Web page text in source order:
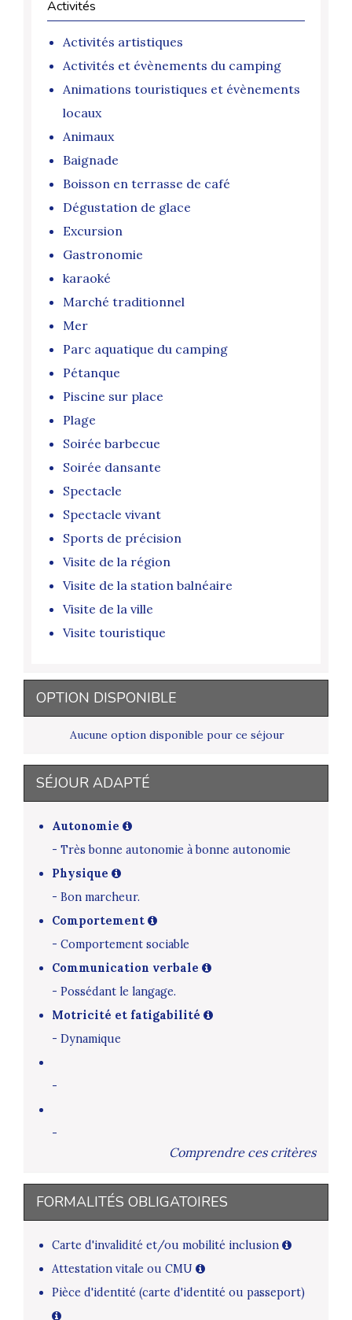
Activités
Activités artistiques
Activités et évènements du camping
Animations touristiques et évènements
locaux
Animaux
Baignade
Boisson en terrasse de café
Dégustation de glace
Excursion
Gastronomie
karaoké
Marché traditionnel
Mer
Parc aquatique du camping
Pétanque
Piscine sur place
Plage
Soirée barbecue
Soirée dansante
Spectacle
Spectacle vivant
Sports de précision
Visite de la région
Visite de la station balnéaire
Visite de la ville
Visite touristique
OPTION DISPONIBLE
Aucune option disponible pour ce séjour
SÉJOUR ADAPTÉ
Autonomie
- Très bonne autonomie à bonne autonomie
Physique
- Bon marcheur.
Comportement
- Comportement sociable
Communication verbale
- Possédant le langage.
Motricité et fatigabilité
- Dynamique
-
-
Comprendre ces critères
FORMALITÉS OBLIGATOIRES
Carte d'invalidité et/ou mobilité inclusion
Attestation vitale ou CMU
Pièce d'identité (carte d'identité ou passeport)